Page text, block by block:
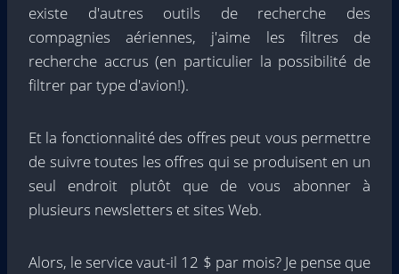
existe d'autres outils de recherche des
compagnies aériennes, j'aime les filtres de
recherche accrus (en particulier la possibilité de
filtrer par type d'avion!).
Et la fonctionnalité des offres peut vous permettre
de suivre toutes les offres qui se produisent en un
seul endroit plutôt que de vous abonner à
plusieurs newsletters et sites Web.
Alors, le service vaut-il 12 $ par mois? Je pense que